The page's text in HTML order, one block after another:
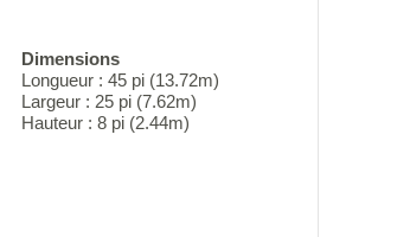
Dimensions
Longueur : 45 pi (13.72m)
Largeur : 25 pi (7.62m)
Hauteur : 8 pi (2.44m)